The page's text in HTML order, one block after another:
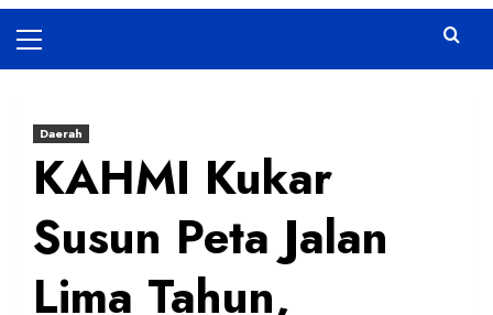
Menu
Daerah
KAHMI Kukar
Susun Peta Jalan
Lima Tahun,